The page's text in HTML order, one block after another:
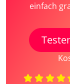
einfach